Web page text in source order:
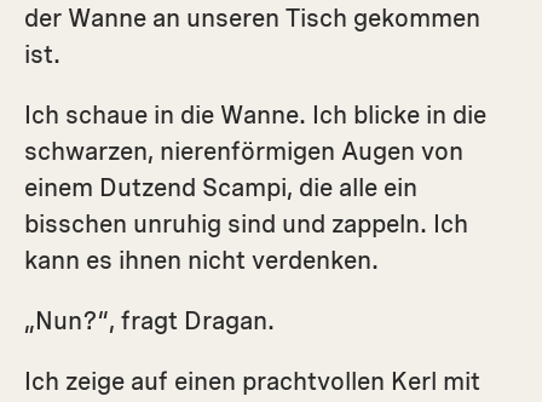
der Wanne an unseren Tisch gekommen
ist.
Ich schaue in die Wanne. Ich blicke in die
schwarzen, nierenförmigen Augen von
einem Dutzend Scampi, die alle ein
bisschen unruhig sind und zappeln. Ich
kann es ihnen nicht verdenken.
„Nun?“, fragt Dragan.
Ich zeige auf einen prachtvollen Kerl mit